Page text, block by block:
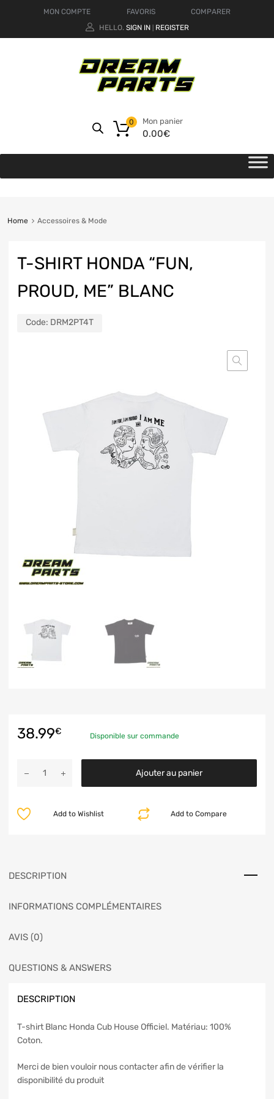
MON COMPTE FAVORIS
COMPARER
HELLO. SIGN IN REGISTER
Mon panier
0.00€
0
Home Accessoires & Mode
T-SHIRT HONDA “FUN,
PROUD, ME” BLANC
Code: DRM2PT4T
38.99€ Disponible sur commande
Ajouter au panier
Add to Compare
Add to Wishlist
DESCRIPTION
INFORMATIONS COMPLÉMENTAIRES
AVIS (0)
QUESTIONS & ANSWERS
DESCRIPTION
T-shirt Blanc Honda Cub House Officiel. Matériau: 100%
Coton.
Merci de bien vouloir nous contacter afin de vérifier la
disponibilité du produit